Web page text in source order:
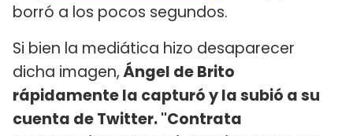
borró a los pocos segundos.
Si bien la mediática hizo desaparecer
dicha imagen,Ángel de Brito
rápidamente la capturó y la subió a su
cuenta de Twitter. "Contrata